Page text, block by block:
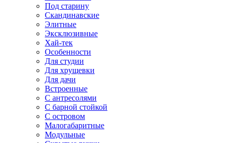
Под старину
Скандинавские
Элитные
Эксклюзивные
Хай-тек
Особенности
Для студии
Для хрущевки
Для дачи
Встроенные
С антресолями
С барной стойкой
С островом
Малогабаритные
Модульные